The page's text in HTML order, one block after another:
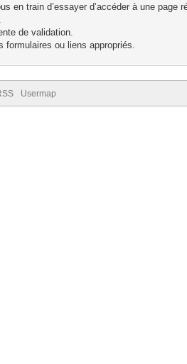
en train d’essayer d’accéder à une
de validation.
formulaires ou liens appropriés.
Usermap